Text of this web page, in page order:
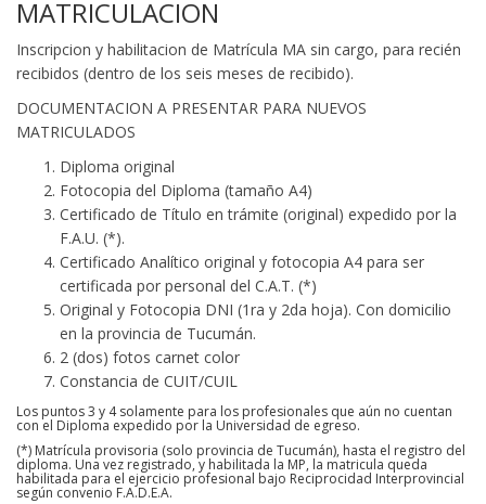
MATRICULACION
Inscripcion y habilitacion de Matrícula MA sin cargo, para recién
recibidos (dentro de los seis meses de recibido).
DOCUMENTACION A PRESENTAR PARA NUEVOS
MATRICULADOS
Diploma original
Fotocopia del Diploma (tamaño A4)
Certificado de Título en trámite (original) expedido por la
F.A.U. (*).
Certificado Analítico original y fotocopia A4 para ser
certificada por personal del C.A.T. (*)
Original y Fotocopia DNI (1ra y 2da hoja). Con domicilio
en la provincia de Tucumán.
2 (dos) fotos carnet color
Constancia de CUIT/CUIL
Los puntos 3 y 4 solamente para los profesionales que aún no cuentan
con el Diploma expedido por la Universidad de egreso.
(*) Matrícula provisoria (solo provincia de Tucumán), hasta el registro del
diploma. Una vez registrado, y habilitada la MP, la matricula queda
habilitada para el ejercicio profesional bajo Reciprocidad Interprovincial
según convenio F.A.D.E.A.